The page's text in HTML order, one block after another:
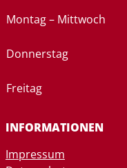
TagZeiten
Montag – Mittwoch
Donnerstag
Freitag
INFORMATIONEN
Impressum